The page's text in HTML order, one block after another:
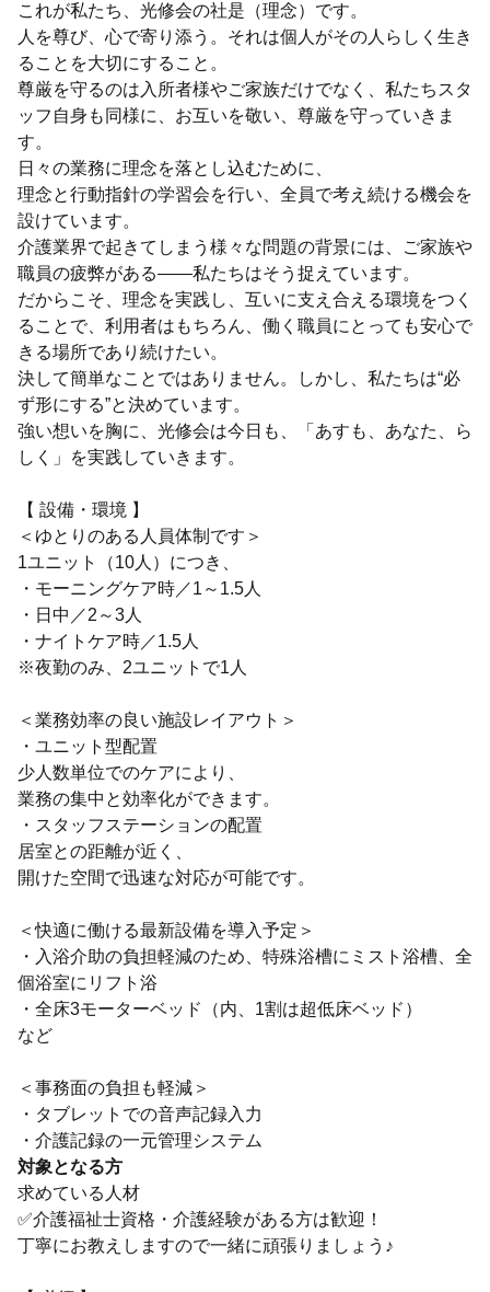
これが私たち、光修会の社是（理念）です。
人を尊び、心で寄り添う。それは個人がその人らしく生き
ることを大切にすること。
尊厳を守るのは入所者様やご家族だけでなく、私たちスタ
ッフ自身も同様に、お互いを敬い、尊厳を守っていきま
す。
日々の業務に理念を落とし込むために、
理念と行動指針の学習会を行い、全員で考え続ける機会を
設けています。
介護業界で起きてしまう様々な問題の背景には、ご家族や
職員の疲弊がある――私たちはそう捉えています。
だからこそ、理念を実践し、互いに支え合える環境をつく
ることで、利用者はもちろん、働く職員にとっても安心で
きる場所であり続けたい。
決して簡単なことではありません。しかし、私たちは“必
ず形にする”と決めています。
強い想いを胸に、光修会は今日も、「あすも、あなた、ら
しく」を実践していきます。
【 設備・環境 】
＜ゆとりのある人員体制です＞
1ユニット（10人）につき、
・モーニングケア時／1～1.5人
・日中／2～3人
・ナイトケア時／1.5人
※夜勤のみ、2ユニットで1人
＜業務効率の良い施設レイアウト＞
・ユニット型配置
少人数単位でのケアにより、
業務の集中と効率化ができます。
・スタッフステーションの配置
居室との距離が近く、
開けた空間で迅速な対応が可能です。
＜快適に働ける最新設備を導入予定＞
・入浴介助の負担軽減のため、特殊浴槽にミスト浴槽、全
個浴室にリフト浴
・全床3モーターベッド（内、1割は超低床ベッド）
など
＜事務面の負担も軽減＞
・タブレットでの音声記録入力
・介護記録の一元管理システム
対象となる方
求めている人材
✅介護福祉士資格・介護経験がある方は歓迎！
丁寧にお教えしますので一緒に頑張りましょう♪